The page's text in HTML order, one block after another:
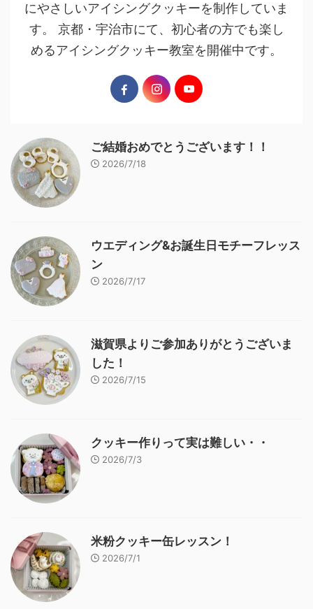
にやさしいアイシングクッキーを制作していま
す。 京都・宇治市にて、初心者の方でも楽し
めるアイシングクッキー教室を開催中です。
ご結婚おめでとうございます！！
2026/7/18
ウエディング&お誕生日モチーフレッス
ン
2026/7/17
滋賀県よりご参加ありがとうございま
した！
2026/7/15
クッキー作りって実は難しい・・
2026/7/3
米粉クッキー缶レッスン！
2026/7/1